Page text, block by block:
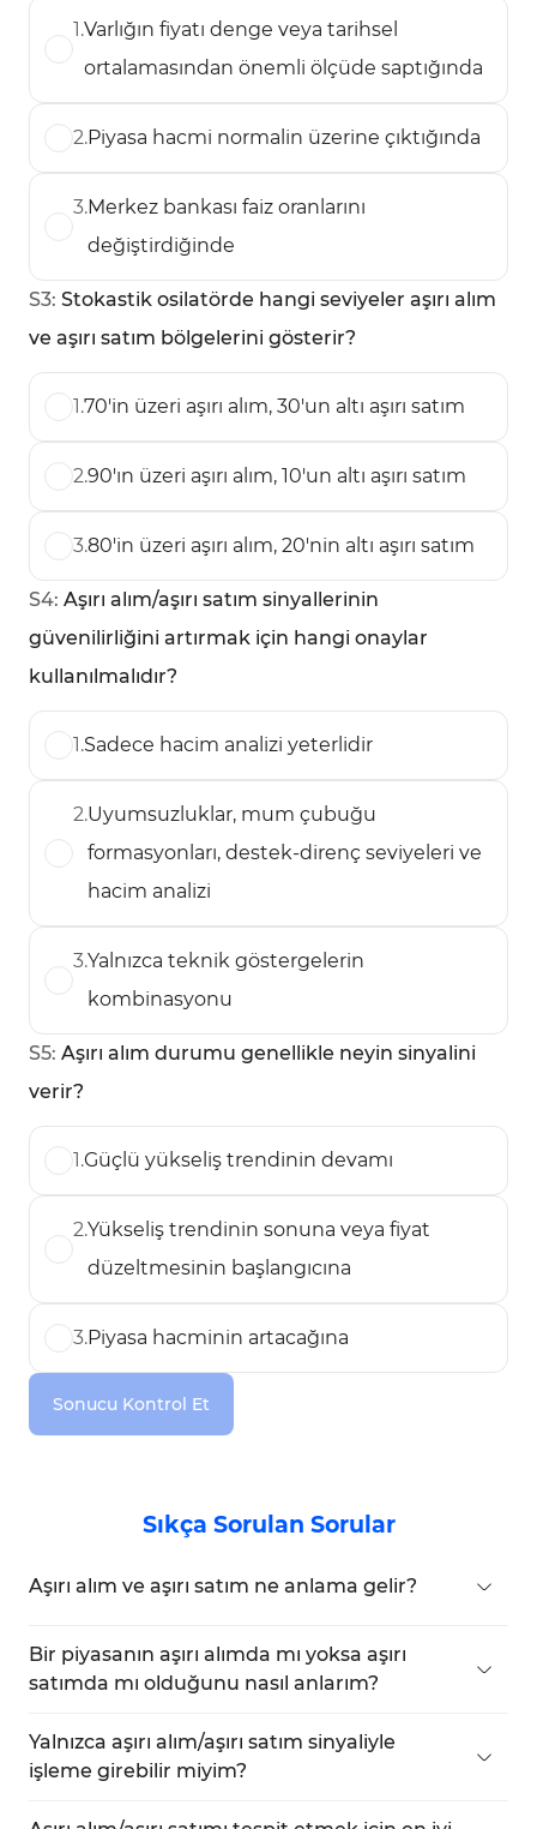
1.Varlığın fiyatı denge veya tarihsel
ortalamasından önemli ölçüde saptığında
2.Piyasa hacmi normalin üzerine çıktığında
3.Merkez bankası faiz oranlarını
değiştirdiğinde
S3: Stokastik osilatörde hangi seviyeler aşırı alım
ve aşırı satım bölgelerini gösterir?
1.70'in üzeri aşırı alım, 30'un altı aşırı satım
2.90'ın üzeri aşırı alım, 10'un altı aşırı satım
3.80'in üzeri aşırı alım, 20'nin altı aşırı satım
S4: Aşırı alım/aşırı satım sinyallerinin
güvenilirliğini artırmak için hangi onaylar
kullanılmalıdır?
1.Sadece hacim analizi yeterlidir
2.Uyumsuzluklar, mum çubuğu
formasyonları, destek-direnç seviyeleri ve
hacim analizi
3.Yalnızca teknik göstergelerin
kombinasyonu
S5: Aşırı alım durumu genellikle neyin sinyalini
verir?
1.Güçlü yükseliş trendinin devamı
2.Yükseliş trendinin sonuna veya fiyat
düzeltmesinin başlangıcına
3.Piyasa hacminin artacağına
Sonucu Kontrol Et
Sıkça Sorulan Sorular
Aşırı alım ve aşırı satım ne anlama gelir?
ve bunun bir düzeltmeveyadönüşeyol
açabileceği anlamına gelir.Aşırı satım
trendininbaşlayabileceği anlamına gelir.
Bir piyasanın aşırı alımda mı yoksa aşırı
satımda mı olduğunu nasıl anlarım?
üzeri ya da 20’nin altı), Bollinger Bantları (bant dışı
hareketler) veya MACD
Yalnızca aşırı alım/aşırı satım sinyaliyle
işleme girebilir miyim?